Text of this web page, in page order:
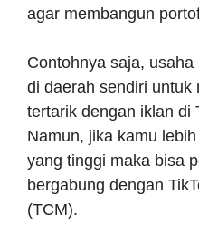
agar membangun
Contohnya saja,
di daerah sendiri untuk
tertarik dengan iklan di
Namun, jika kamu
yang tinggi maka bisa
bergabung dengan
(TCM).